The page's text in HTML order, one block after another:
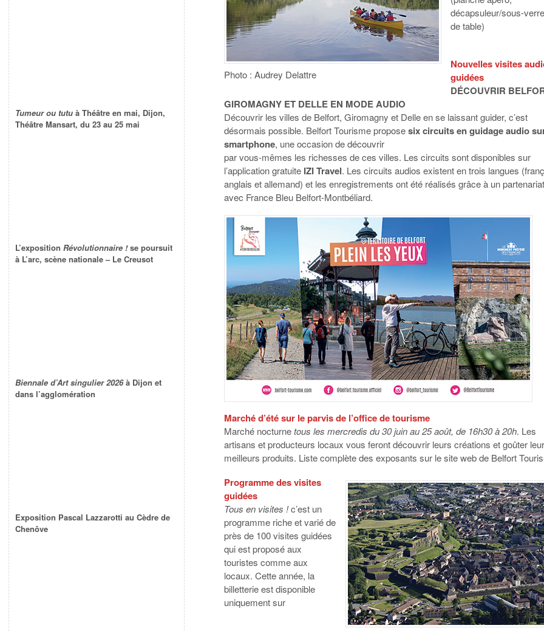
Photo : Audrey Delattre
décapsuleur/sous-
de table)
Nouvelles visites
guidées
DÉCOUVRIR
GIROMAGNY ET DELLE EN MODE AUDIO
Découvrir les villes de Belfort, Giromagny et Delle en se laissant guider, c’est
désormais possible. Belfort Tourisme proposesix circuits en guidage audio
smartphone, une occasion de découvrir
par vous-mêmes les richesses de ces villes. Les circuits sont disponibles sur
l’application gratuite IZI Travel. Les circuits audios existent en trois langues
anglais et allemand) et les enregistrements ont été réalisés grâce à un partenariat
avec France Bleu Belfort-Montbéliard.
Marché d’été sur le parvis de l’office de tourisme
Marché nocturnetous les mercredis du 30 juin au 25 août, de 16h30 à 20h. Les
artisans et producteurs locaux vous feront découvrir leurs créations et goûter
meilleurs produits. Liste complète des exposants sur le site web de Belfort
Programme des visites
guidées
Tous en visites !c’est un
programme riche et varié de
près de 100 visites guidées
qui est proposé aux
touristes comme aux
locaux. Cette année, la
billetterie est disponible
uniquement sur
Tumeur ou tutu à Théâtre en mai, Dijon,
Théâtre Mansart, du 23 au 25 mai
L’exposition Révolutionnaire !se poursuit
à L’arc, scène nationale – Le Creusot
Biennale d’Art singulier 2026à Dijon et
dans l’agglomération
Exposition Pascal Lazzarotti au Cèdre de
Chenôve